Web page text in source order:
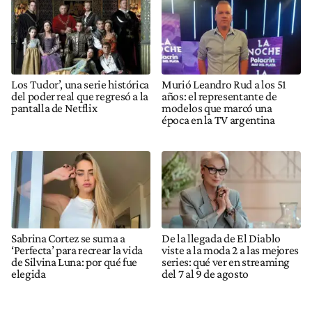
Los Tudor’, una serie histórica
del poder real que regresó a la
pantalla de Netflix
Murió Leandro Rud a los 51
años: el representante de
modelos que marcó una
época en la TV argentina
Sabrina Cortez se suma a
‘Perfecta’ para recrear la vida
de Silvina Luna: por qué fue
elegida
De la llegada de El Diablo
viste a la moda 2 a las mejores
series: qué ver en streaming
del 7 al 9 de agosto